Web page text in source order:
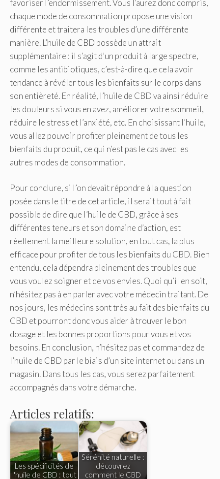
favoriser l’endormissement. Vous l’aurez donc compris,
chaque mode de consommation propose une vision
différente et traitera les troubles d’une différente
manière. L’huile de CBD possède un attrait
supplémentaire : il s’agit d’un produit à large spectre,
comme les antibiotiques, c’est-à-dire que cela avoir
tendance à révéler tous les bienfaits sur le corps dans
son entièreté. En réalité, l’huile de CBD va ainsi réduire
les douleurs si vous en avez, améliorer votre sommeil,
réduire le stress et l’anxiété, etc. En choisissant l’huile,
vous allez pouvoir profiter pleinement de tous les
bienfaits du produit, ce qui n’est pas le cas avec les
autres modes de consommation.
Pour conclure, si l’on devait répondre à la question
posée dans le titre de cet article, il serait tout à fait
possible de dire que l’huile de CBD, grâce à ses
différentes teneurs et son domaine d’action, est
réellement la meilleure solution, en tout cas, la plus
efficace pour profiter de tous les bienfaits du CBD. Bien
entendu, cela dépendra pleinement des troubles que
vous voulez soigner et de vos envies. Quoi qu’il en soit,
n’hésitez pas à en parler avec votre médecin traitant. De
nos jours, les médecins sont très au fait des bienfaits du
CBD et pourront donc vous aider à trouver le bon
dosage et les bonnes proportions pour vous et vos
besoins. En conclusion, n’hésitez pas et commandez de
l’huile de CBD par le biais d’un site internet ou dans un
magasin. Dans tous les cas, vous serez parfaitement
accompagnés dans votre démarche.
Articles relatifs:
Les spécificités de
l'huile de CBD : tout
Sérénité naturelle :
découvrez
comment le CBD